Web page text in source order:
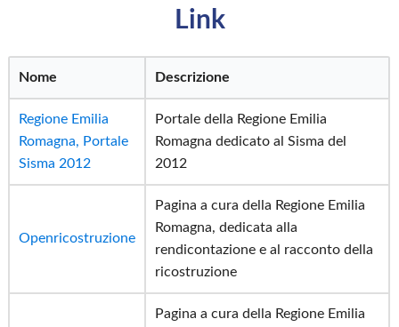
Link
Nome Descrizione
Regione Emilia
Romagna, Portale
Sisma 2012
Portale della Regione Emilia
Romagna dedicato al Sisma del
2012
Openricostruzione
Pagina a cura della Regione Emilia
Romagna, dedicata alla
rendicontazione e al racconto della
ricostruzione
Pagina a cura della Regione Emilia